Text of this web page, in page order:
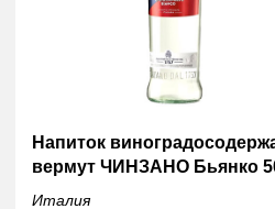
Напиток
вермут ЧИНЗАНО Бьянко
Италия